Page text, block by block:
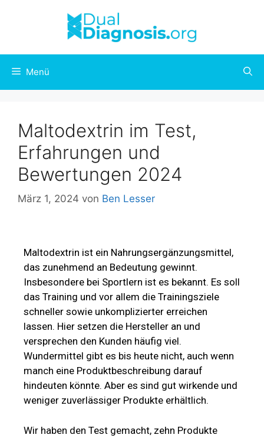
Menü
Maltodextrin im Test,
Erfahrungen und
Bewertungen 2024
März 1, 2024 von Ben Lesser
Maltodextrin ist ein Nahrungsergänzungsmittel,
das zunehmend an Bedeutung gewinnt.
Insbesondere bei Sportlern ist es bekannt. Es soll
das Training und vor allem die Trainingsziele
schneller sowie unkomplizierter erreichen
lassen. Hier setzen die Hersteller an und
versprechen den Kunden häufig viel.
Wundermittel gibt es bis heute nicht, auch wenn
manch eine Produktbeschreibung darauf
hindeuten könnte. Aber es sind gut wirkende und
weniger zuverlässiger Produkte erhältlich.
Wir haben den Test gemacht, zehn Produkte